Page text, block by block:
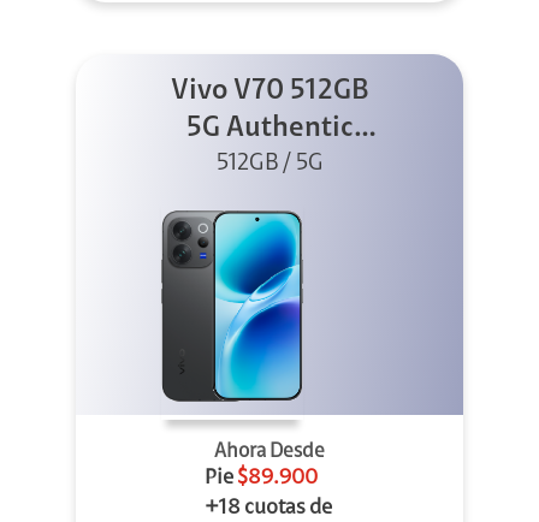
Vivo V70 512GB
5G Authentic
Black
512GB / 5G
Ahora Desde
Pie $89.900
+18 cuotas de